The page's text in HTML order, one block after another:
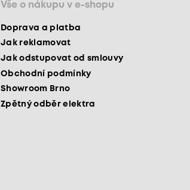
Vše o nákupu v e-shopu
Doprava a platba
Jak reklamovat
Jak odstupovat od smlouvy
Obchodní podmínky
Showroom Brno
Zpětný odběr elektra